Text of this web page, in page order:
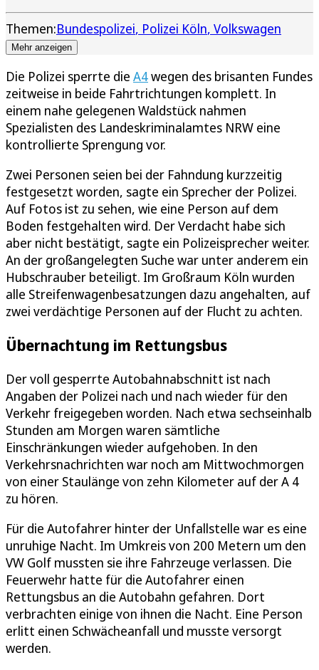
Themen:Bundespolizei Polizei Köln Volkswagen
Mehr anzeigen
Die Polizei sperrte die A4wegen des brisanten Fundes
zeitweise in beide Fahrtrichtungen komplett. In
einem nahe gelegenen Waldstück nahmen
Spezialisten des Landeskriminalamtes NRW eine
kontrollierte Sprengung vor.
Zwei Personen seien bei der Fahndung kurzzeitig
festgesetzt worden, sagte ein Sprecher der Polizei.
Auf Fotos ist zu sehen, wie eine Person auf dem
Boden festgehalten wird. Der Verdacht habe sich
aber nicht bestätigt, sagte ein Polizeisprecher weiter.
An der großangelegten Suche war unter anderem ein
Hubschrauber beteiligt. Im Großraum Köln wurden
alle Streifenwagenbesatzungen dazu angehalten, auf
zwei verdächtige Personen auf der Flucht zu achten.
Übernachtung im Rettungsbus
Der voll gesperrte Autobahnabschnitt ist nach
Angaben der Polizei nach und nach wieder für den
Verkehr freigegeben worden. Nach etwa sechseinhalb
Stunden am Morgen waren sämtliche
Einschränkungen wieder aufgehoben. In den
Verkehrsnachrichten war noch am Mittwochmorgen
von einer Staulänge von zehn Kilometer auf der A 4
zu hören.
Für die Autofahrer hinter der Unfallstelle war es eine
unruhige Nacht. Im Umkreis von 200 Metern um den
VW Golf mussten sie ihre Fahrzeuge verlassen. Die
Feuerwehr hatte für die Autofahrer einen
Rettungsbus an die Autobahn gefahren. Dort
verbrachten einige von ihnen die Nacht. Eine Person
erlitt einen Schwächeanfall und musste versorgt
werden.